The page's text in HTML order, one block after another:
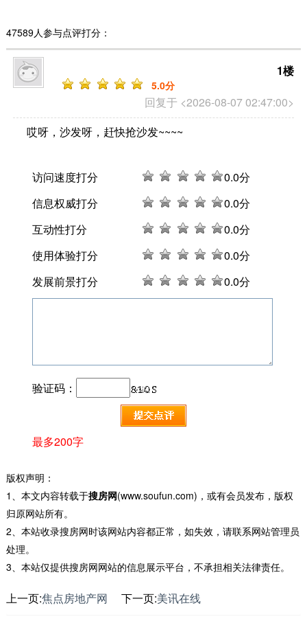
47589人参与点评打分：
回复于 <2026-08-07 02:47:00>
1楼
5.0分
哎呀，沙发呀，赶快抢沙发~~~~
访问速度打分 0.0分
信息权威打分
0.0分
互动性打分
0.0分
使用体验打分
0.0分
发展前景打分
0.0分
验证码：
最多200字
版权声明：
1、本文内容转载于搜房网(www.soufun.com)，或有会员发布，版权
归原网站所有。
2、本站收录搜房网时该网站内容都正常，如失效，请联系网站管理员
处理。
3、本站仅提供搜房网网站的信息展示平台，不承担相关法律责任。
上一页:焦点房地产网 下一页:美讯在线